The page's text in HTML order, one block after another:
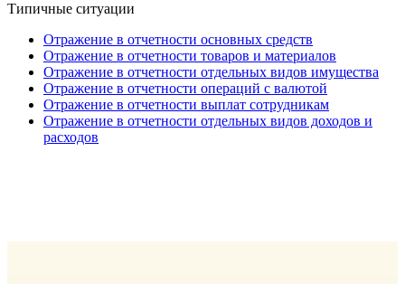
Типичные ситуации
Отражение в отчетности основных средств
Отражение в отчетности товаров и материалов
Отражение в отчетности отдельных видов имущества
Отражение в отчетности операций с валютой
Отражение в отчетности выплат сотрудникам
Отражение в отчетности отдельных видов доходов и
расходов